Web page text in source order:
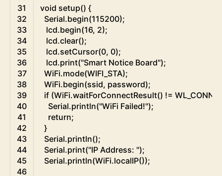
31
32
33
34
35
36
37
38
39
40
41
42
43
44
45
46
void setup() {
Serial.begin(115200);
lcd.begin(16, 2);
lcd.clear();
lcd.setCursor(0, 0);
lcd.print("Smart Notice Board");
WiFi.mode(WIFI_STA);
WiFi.begin(ssid, password);
if (WiFi.waitForConnectResult() !=
Serial.println("WiFi Failed!");
return;
}
Serial.println();
Serial.print("IP Address: ");
Serial.println(WiFi.localIP());